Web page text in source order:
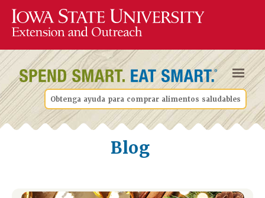
Obtenga ayuda para comprar alimentos saludables
Blog